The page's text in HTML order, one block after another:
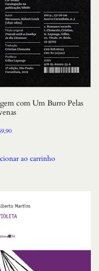
com Um Burro Pelas
ao carrinho